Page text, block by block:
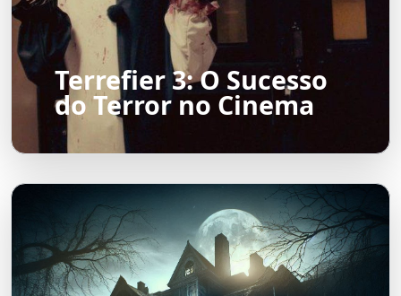
Terrefier 3: O Sucesso
do Terror no Cinema